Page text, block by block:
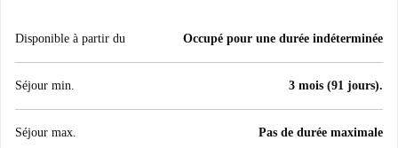
Disponible à partir du Occupé pour une durée indéterminée
Séjour min. 3 mois (91 jours).
Séjour max. Pas de durée maximale